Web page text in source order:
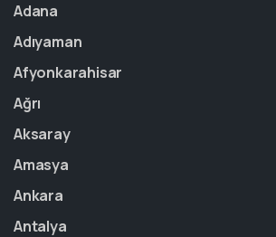
Adana
Adıyaman
Afyonkarahisar
Ağrı
Aksaray
Amasya
Ankara
Antalya